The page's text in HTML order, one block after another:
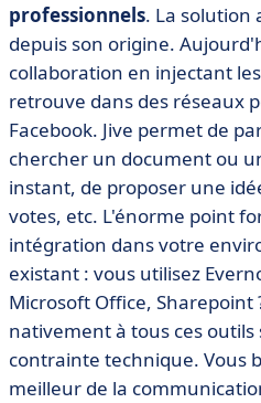
professionnels. La solution
depuis son origine.
collaboration en injectant
retrouve dans des réseaux
Facebook. Jive permet de
chercher un document ou
instant, de proposer une
votes, etc. L'énorme point
intégration dans votre
existant : vous utilisez
Microsoft Office, Sharepoint
nativement à tous ces outils
contrainte technique. Vous
meilleur de la